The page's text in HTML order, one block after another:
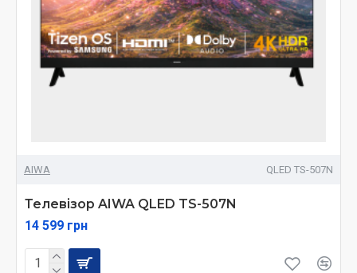
AIWA QLED TS-507N
Телевізор AIWA QLED TS-507N
14 599 грн